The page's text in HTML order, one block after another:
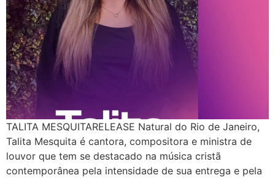
TALITA MESQUITARELEASE Natural do Rio de Janeiro,
Talita Mesquita é cantora, compositora e ministra de
louvor que tem se destacado na música cristã
contemporânea pela intensidade de sua entrega e pela